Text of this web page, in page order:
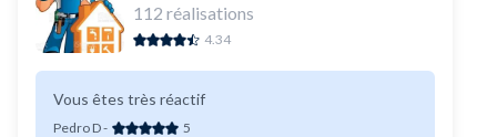
112 réalisations
4.34
Vous êtes très réactif
Pedro D- 5